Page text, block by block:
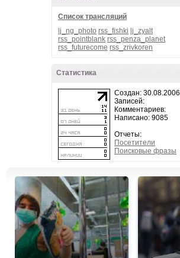
Список трансляций
lj_ng_photo rss_fishki lj_zyalt
rss_pointblank rss_penza_planet
rss_futurecome rss_zrivkoren
Статистика
Создан: 30.08.2006
Записей:
Комментариев:
Написано: 9085
Отчеты:
Посетители
Поисковые фразы